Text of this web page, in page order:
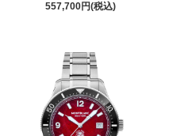
557,700円(税込)